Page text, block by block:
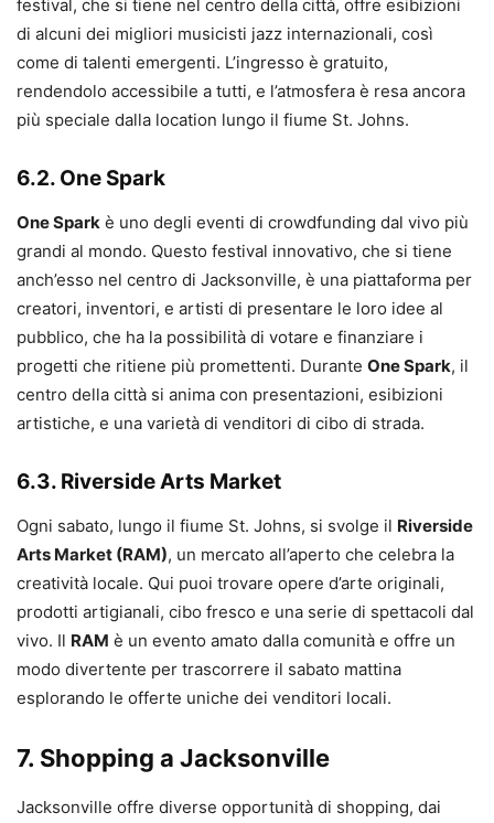
festival, che si tiene nel centro della città, offre esibizioni
di alcuni dei migliori musicisti jazz internazionali, così
come di talenti emergenti. L’ingresso è gratuito,
rendendolo accessibile a tutti, e l’atmosfera è resa ancora
più speciale dalla location lungo il fiume St. Johns.
6.2. One Spark
One Spark è uno degli eventi di crowdfunding dal vivo più
grandi al mondo. Questo festival innovativo, che si tiene
anch’esso nel centro di Jacksonville, è una piattaforma per
creatori, inventori, e artisti di presentare le loro idee al
pubblico, che ha la possibilità di votare e finanziare i
progetti che ritiene più promettenti. Durante One Spark, il
centro della città si anima con presentazioni, esibizioni
artistiche, e una varietà di venditori di cibo di strada.
6.3. Riverside Arts Market
Ogni sabato, lungo il fiume St. Johns, si svolge il Riverside
Arts Market (RAM), un mercato all’aperto che celebra la
creatività locale. Qui puoi trovare opere d’arte originali,
prodotti artigianali, cibo fresco e una serie di spettacoli dal
vivo. Il RAM è un evento amato dalla comunità e offre un
modo divertente per trascorrere il sabato mattina
esplorando le offerte uniche dei venditori locali.
7. Shopping a Jacksonville
Jacksonville offre diverse opportunità di shopping, dai